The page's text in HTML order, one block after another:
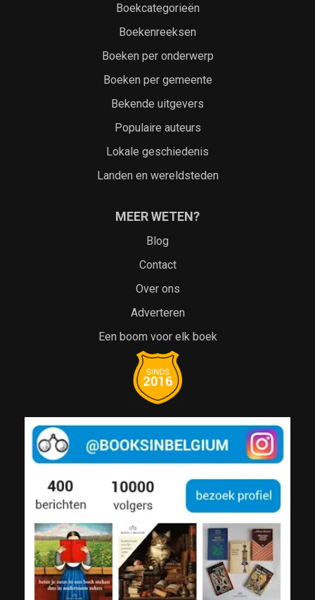
Boekcategorieën
Boekenreeksen
Boeken per onderwerp
Boeken per gemeente
Bekende uitgevers
Populaire auteurs
Lokale geschiedenis
Landen en wereldsteden
MEER WETEN?
Blog
Contact
Over ons
Adverteren
Een boom voor elk boek